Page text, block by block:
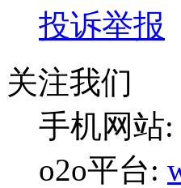
投诉举报
关注我们
手机网站:
o2o平台: